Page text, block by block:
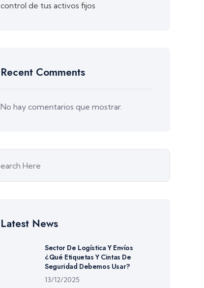
control de tus activos fijos
Recent Comments
No hay comentarios que mostrar.
Latest News
Sector De Logística Y Envíos
¿Qué Etiquetas Y Cintas De
Seguridad Debemos Usar?
13/12/2025